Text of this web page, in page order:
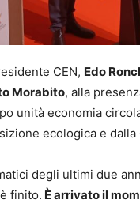
CEN, Edo
Morabito, alla
unità economia
ecologica e
degli ultimi due
finito. È arrivato il